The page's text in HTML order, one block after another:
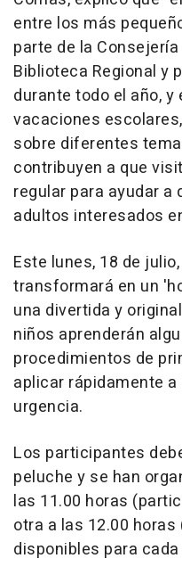
entre los más
parte de la
Biblioteca Regional y
durante todo el año,
vacaciones
sobre diferentes
contribuyen a que
regular para ayudar a
adultos interesados
Este lunes, 18 de
transformará en un
una divertida y
niños aprenderán
procedimientos de
aplicar rápidamente
urgencia.
Los participantes
peluche y se han
las 11.00 horas
otra a las 12.00
disponibles para cada